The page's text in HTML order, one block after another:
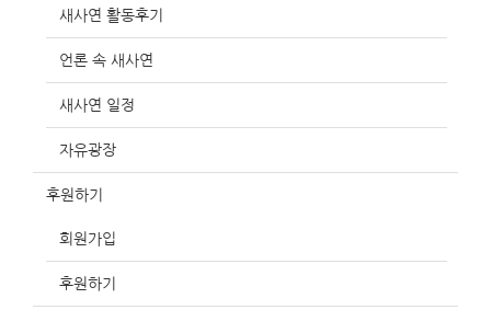
새사연 활동후기
언론 속 새사연
새사연 일정
자유광장
후원하기
회원가입
후원하기